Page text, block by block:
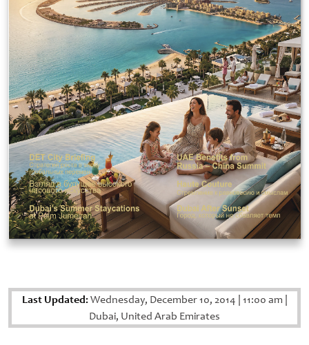
Last Updated:Wednesday, December 10, 2014 11:00 am
Dubai, United Arab Emirates